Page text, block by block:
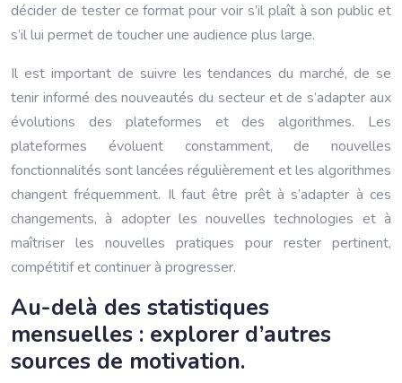
décider de tester ce format pour voir s’il plaît à son public et
s’il lui permet de toucher une audience plus large.
Il est important de suivre les tendances du marché, de se
tenir informé des nouveautés du secteur et de s’adapter aux
évolutions des plateformes et des algorithmes. Les
plateformes évoluent constamment, de nouvelles
fonctionnalités sont lancées régulièrement et les algorithmes
changent fréquemment. Il faut être prêt à s’adapter à ces
changements, à adopter les nouvelles technologies et à
maîtriser les nouvelles pratiques pour rester pertinent,
compétitif et continuer à progresser.
Au-delà des statistiques
mensuelles : explorer d’autres
sources de motivation.